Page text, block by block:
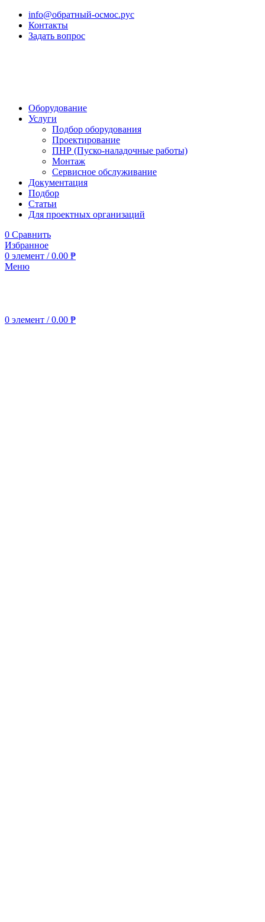
info@обратный-осмос.рус
Контакты
Задать вопрос
Оборудование
Услуги
Подбор оборудования
Проектирование
ПНР (Пуско-наладочные работы)
Монтаж
Сервисное обслуживание
Документация
Подбор
Статьи
Для проектных организаций
0 Сравнить
Избранное
0 элемент / 0.00 ₱
Меню
0 элемент / 0.00 ₱